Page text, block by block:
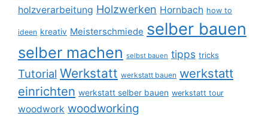
holzverarbeitung Holzwerken Hornbach how to
ideen kreativ Meisterschmiede selber bauen
selber machen selbst bauen tipps tricks
Tutorial Werkstatt werkstatt bauen werkstatt
einrichten werkstatt selber bauen werkstatt tour
woodwork woodworking